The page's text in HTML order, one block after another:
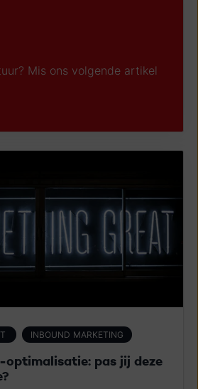
Mis ons volgende artikel
INBOUND MARKETING
optimalisatie: pas jij deze